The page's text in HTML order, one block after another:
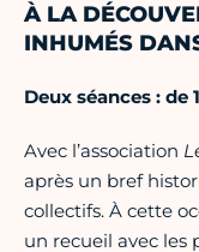
À LA
INHUMÉS
Deux séances : de
Avec l’association
après un bref
collectifs. À cette
un recueil avec les